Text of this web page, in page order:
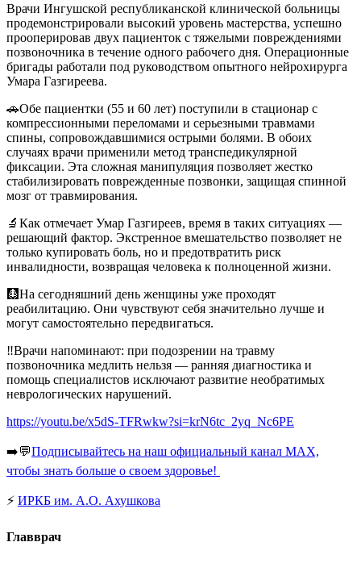
Врачи Ингушской республиканской клинической больницы
продемонстрировали высокий уровень мастерства, успешно
прооперировав двух пациенток с тяжелыми повреждениями
позвоночника в течение одного рабочего дня. Операционные
бригады работали под руководством опытного нейрохирурга
Умара Газгиреева.
🚗Обе пациентки (55 и 60 лет) поступили в стационар с
компрессионными переломами и серьезными травмами
спины, сопровождавшимися острыми болями. В обоих
случаях врачи применили метод транспедикулярной
фиксации. Эта сложная манипуляция позволяет жестко
стабилизировать поврежденные позвонки, защищая спинной
мозг от травмирования.
🔬 Как отмечает Умар Газгиреев, время в таких ситуациях —
решающий фактор. Экстренное вмешательство позволяет не
только купировать боль, но и предотвратить риск
инвалидности, возвращая человека к полноценной жизни.
🩻На сегодняшний день женщины уже проходят
реабилитацию. Они чувствуют себя значительно лучше и
могут самостоятельно передвигаться.
‼️Врачи напоминают: при подозрении на травму
позвоночника медлить нельзя — ранняя диагностика и
помощь специалистов исключают развитие необратимых
неврологических нарушений.
https://youtu.be/x5dS-TFRwkw?si=krN6tc_2yq_Nc6PE
➡️💬Подписывайтесь на наш официальный канал MAX,
чтобы знать больше о своем здоровье!
⚡️ ИРКБ им. А.О. Ахушкова
Главврач